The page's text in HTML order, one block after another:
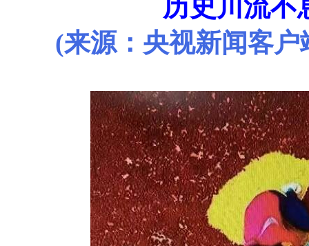
历史川流不
(来源：央视新闻客户